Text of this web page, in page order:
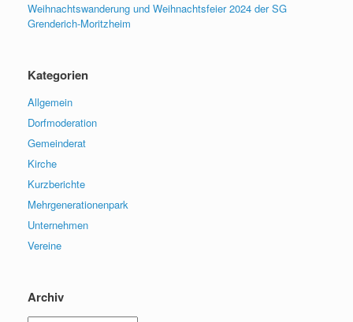
Weihnachtswanderung und Weihnachtsfeier 2024 der SG
Grenderich-Moritzheim
Kategorien
Allgemein
Dorfmoderation
Gemeinderat
Kirche
Kurzberichte
Mehrgenerationenpark
Unternehmen
Vereine
Archiv